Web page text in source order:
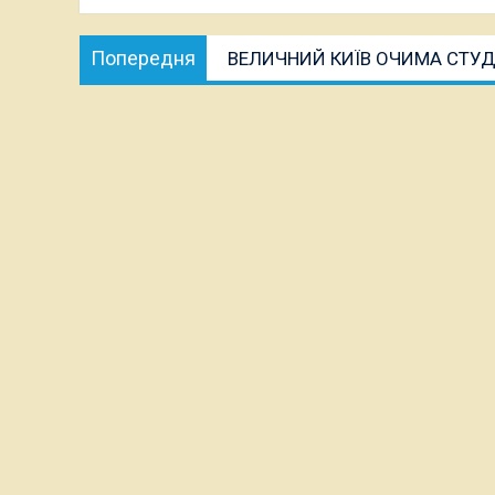
Навігація
записів
Попередня
публікація:
ВЕЛИЧНИЙ КИЇВ ОЧИМА